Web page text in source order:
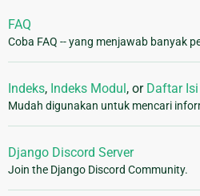
FAQ
Coba FAQ -- yang menjawab banyak
Indeks, Indeks Modul, or Daftar Isi
Mudah digunakan untuk mencari
Django Discord Server
Join the Django Discord Community.